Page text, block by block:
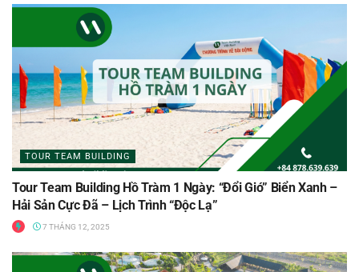
TOUR TEAM BUILDING
Tour Team Building Hồ Tràm 1 Ngày: “Đổi Gió” Biển Xanh –
Hải Sản Cực Đã – Lịch Trình “Độc Lạ”
7 THÁNG 12, 2025